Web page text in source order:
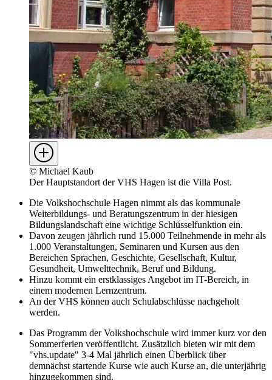
© Michael Kaub
Der Hauptstandort der VHS Hagen ist die Villa Post.
Die Volkshochschule Hagen nimmt als das kommunale
Weiterbildungs- und Beratungszentrum in der hiesigen
Bildungslandschaft eine wichtige Schlüsselfunktion ein.
Davon zeugen jährlich rund 15.000 Teilnehmende in mehr als
1.000 Veranstaltungen, Seminaren und Kursen aus den
Bereichen Sprachen, Geschichte, Gesellschaft, Kultur,
Gesundheit, Umwelttechnik, Beruf und Bildung.
Hinzu kommt ein erstklassiges Angebot im IT-Bereich, in
einem modernen Lernzentrum.
An der VHS können auch Schulabschlüsse nachgeholt
werden.
Das Programm der Volkshochschule wird immer kurz vor den
Sommerferien veröffentlicht. Zusätzlich bieten wir mit dem
"vhs.update" 3-4 Mal jährlich einen Überblick über
demnächst startende Kurse wie auch Kurse an, die unterjährig
hinzugekommen sind.